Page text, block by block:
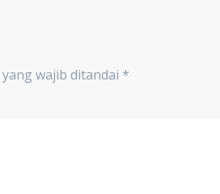
yang wajib ditandai *